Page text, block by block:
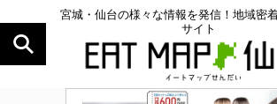
宮城・仙台の様々な情報を発信！地域密
サイト